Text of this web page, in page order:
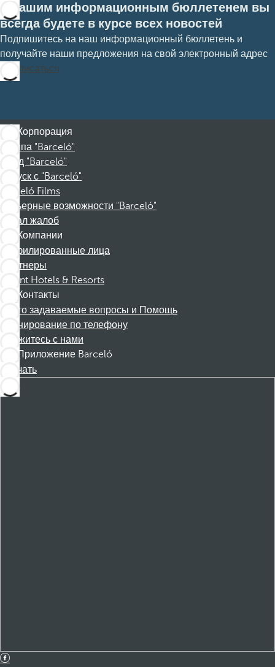
С нашим информационным бюллетенем вы
всегда будете в курсе всех новостей
Подпишитесь на наш информационный бюллетень и
получайте наши предложения на свой электронный адрес
Подписаться
Корпорация
Группа "Barceló"
Фонд "Barceló"
Отпуск с "Barceló"
Barceló Films
Карьерные возможности "Barceló"
Канал жалоб
Компании
Аффилированные лица
Партнеры
Dorint Hotels & Resorts
Контакты
Часто задаваемые вопросы и Помощь
Бронирование по телефону
Свяжитесь с нами
Приложение Barceló
Скачать